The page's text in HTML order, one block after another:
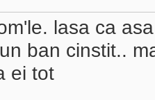
lasa ca
ban cinstit..
ei tot